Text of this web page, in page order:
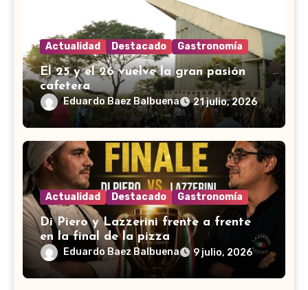
Actualidad Destacado Gastronomía
El 25 y el 26 vuelve la gran pasión
cafetera
Eduardo Baez Balbuena 21 julio, 2026
Actualidad Destacado Gastronomía
Di Piero y Lazzerini frente a frente
en la final de la pizza
Eduardo Baez Balbuena 9 julio, 2026